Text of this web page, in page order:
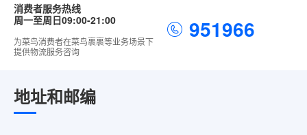
消费者服务热线
周一至周日09:00-21:00
为菜鸟消费者在菜鸟裹裹等业务场景下
提供物流服务咨询
951966
地址和邮编